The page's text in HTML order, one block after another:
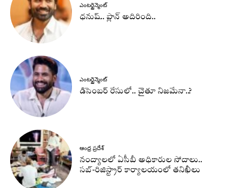
ఎంటర్టైన్మెంట్
ధనుష్‌.. ప్లాన్ అదిరింది..
ఎంటర్టైన్మెంట్
డిసెంబర్ రేసులో.. చైతూ నిజమేనా..?
ఆంధ్ర ప్రదేశ్
నంద్యాలలో ఏసీబీ అధికారుల సోదాలు..
సబ్-రిజిస్ట్రార్ కార్యాలయంలో తనిఖీలు